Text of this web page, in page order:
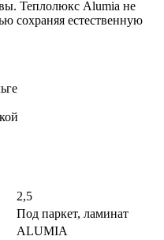
Теплолюкс Alumia не
сохраняя естественную
2,5
Под паркет, ламинат
ALUMIA